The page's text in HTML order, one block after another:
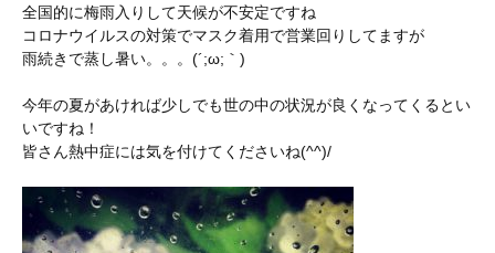
全国的に梅雨入りして天候が不安定ですね
コロナウイルスの対策でマスク着用で営業回りしてますが
雨続きで蒸し暑い。。。(´;ω;｀)
今年の夏があければ少しでも世の中の状況が良くなってくるとい
いですね！
皆さん熱中症には気を付けてくださいね(^^)/